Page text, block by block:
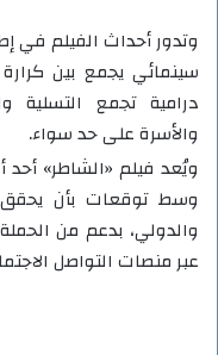
وتدور أحداث الفيلم في
سينمائي يجمع بين
درامية تجمع
والأسرة على حد سواء.
ويُعد فيلم «الشاطر» أحد
وسط توقعات بأن
والدولي، بدعم من
عبر منصات التواصل